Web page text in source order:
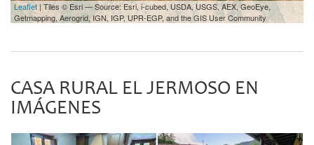
Leaflet| Tiles © Esri — Source: Esri, i-cubed, USDA, USGS, AEX, GeoEye,
Getmapping, Aerogrid, IGN, IGP, UPR-EGP, and the GIS User Community
CASA RURAL EL JERMOSO EN
IMÁGENES